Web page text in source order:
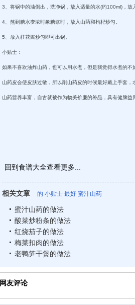
3、将锅中的油倒出，洗净锅，放入适量的水(约100ml)，放
4、熬到糖水变浓时象糖浆时，放入山药和枸杞炒匀。
5、放入桂花酱炒匀即可出锅。
小贴士：
如果不喜欢油炸山药，也可以用水煮，但是我觉得水煮的不
山药皮会使皮肤过敏，所以削山药皮的时候最好戴上手套，
山药营养丰富，自古就被作为物美价廉的补品，具有健脾益
回到食谱大全查看更多...
相关文章 的 小贴士 最好 蜜汁山药
蜜汁山药的做法
酸菜炒粉条的做法
红烧茄子的做法
梅菜扣肉的做法
老鸭笋干煲的做法
网友评论